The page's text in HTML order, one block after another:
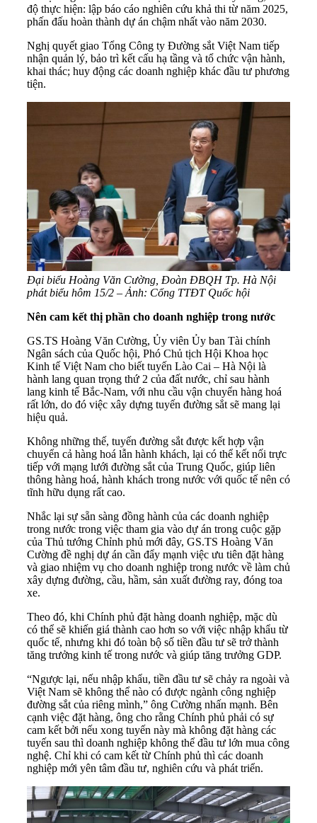
độ thực hiện: lập báo cáo nghiên cứu khả thi từ năm 2025,
phấn đấu hoàn thành dự án chậm nhất vào năm 2030.
Nghị quyết giao Tổng Công ty Đường sắt Việt Nam tiếp
nhận quản lý, bảo trì kết cấu hạ tầng và tổ chức vận hành,
khai thác; huy động các doanh nghiệp khác đầu tư phương
tiện.
Đại biểu Hoàng Văn Cường, Đoàn ĐBQH Tp. Hà Nội
phát biểu hôm 15/2 – Ảnh: Cổng TTĐT Quốc hội
Nên cam kết thị phần cho doanh nghiệp trong nước
GS.TS Hoàng Văn Cường, Ủy viên Ủy ban Tài chính
Ngân sách của Quốc hội, Phó Chủ tịch Hội Khoa học
Kinh tế Việt Nam cho biết tuyến Lào Cai – Hà Nội là
hành lang quan trọng thứ 2 của đất nước, chỉ sau hành
lang kinh tế Bắc-Nam, với nhu cầu vận chuyển hàng hoá
rất lớn, do đó việc xây dựng tuyến đường sắt sẽ mang lại
hiệu quả.
Không những thế, tuyến đường sắt được kết hợp vận
chuyển cả hàng hoá lẫn hành khách, lại có thể kết nối trực
tiếp với mạng lưới đường sắt của Trung Quốc, giúp liên
thông hàng hoá, hành khách trong nước với quốc tế nên có
tĩnh hữu dụng rất cao.
Nhắc lại sự sẵn sàng đồng hành của các doanh nghiệp
trong nước trong việc tham gia vào dự án trong cuộc gặp
của Thủ tướng Chỉnh phủ mới đây, GS.TS Hoàng Văn
Cường đề nghị dự án cần đẩy mạnh việc ưu tiên đặt hàng
và giao nhiệm vụ cho doanh nghiệp trong nước về làm chủ
xây dựng đường, cầu, hầm, sản xuất đường ray, đóng toa
xe.
Theo đó, khi Chính phủ đặt hàng doanh nghiệp, mặc dù
có thể sẽ khiến giá thành cao hơn so với việc nhập khẩu từ
quốc tế, nhưng khi đó toàn bộ số tiền đầu tư sẽ trở thành
tăng trưởng kinh tế trong nước và giúp tăng trưởng GDP.
“Ngược lại, nếu nhập khẩu, tiền đầu tư sẽ chảy ra ngoài và
Việt Nam sẽ không thể nào có được ngành công nghiệp
đường sắt của riêng mình,” ông Cường nhấn mạnh. Bên
cạnh việc đặt hàng, ông cho rằng Chính phủ phải có sự
cam kết bởi nếu xong tuyến này mà không đặt hàng các
tuyến sau thì doanh nghiệp không thể đầu tư lớn mua công
nghệ. Chỉ khi có cam kết từ Chính phủ thì các doanh
nghiệp mới yên tâm đầu tư, nghiên cứu và phát triển.